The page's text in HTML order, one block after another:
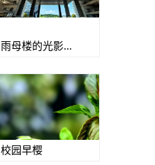
雨母楼的光影...
校园早樱